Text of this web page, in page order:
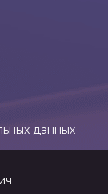
данных